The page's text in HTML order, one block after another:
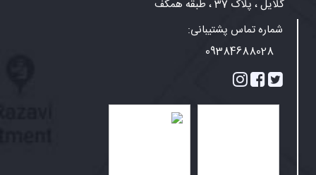
گلایل ، پلاک 37 ، طبقه همکف
شماره تماس پشتیبانی:
09384688028